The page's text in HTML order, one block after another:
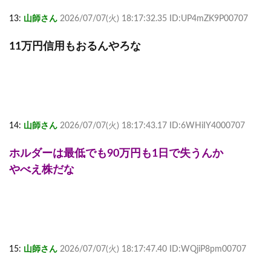
13: 山師さん 2026/07/07(火) 18:17:32.35 ID:UP4mZK9P00707
11万円信用もおるんやろな
14: 山師さん 2026/07/07(火) 18:17:43.17 ID:6WHiIY4000707
ホルダーは最低でも90万円も1日で失うんか
やべえ株だな
15: 山師さん 2026/07/07(火) 18:17:47.40 ID:WQjiP8pm00707